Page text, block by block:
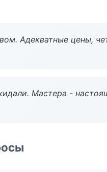
Адекватные цены,
Мастера -